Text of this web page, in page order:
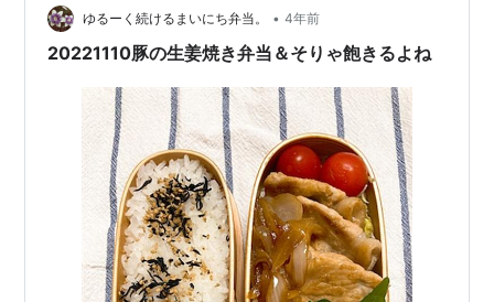
ゆるーく続けるまいにち弁当。 • 4年前
20221110豚の生姜焼き弁当＆そりゃ飽きるよね